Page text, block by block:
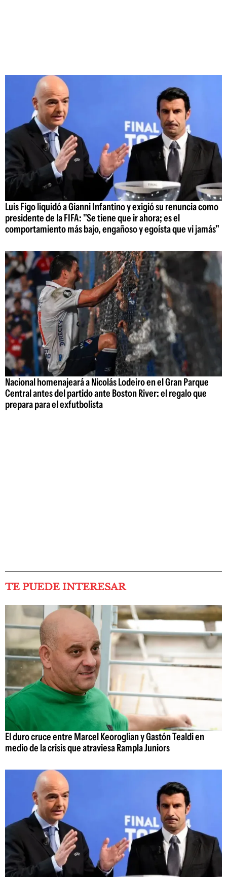
Luis Figo liquidó a Gianni Infantino y exigió su renuncia como
presidente de la FIFA: "Se tiene que ir ahora; es el
comportamiento más bajo, engañoso y egoísta que vi jamás"
Nacional homenajeará a Nicolás Lodeiro en el Gran Parque
Central antes del partido ante Boston River: el regalo que
prepara para el exfutbolista
TE PUEDE INTERESAR
El duro cruce entre Marcel Keoroglian y Gastón Tealdi en
medio de la crisis que atraviesa Rampla Juniors